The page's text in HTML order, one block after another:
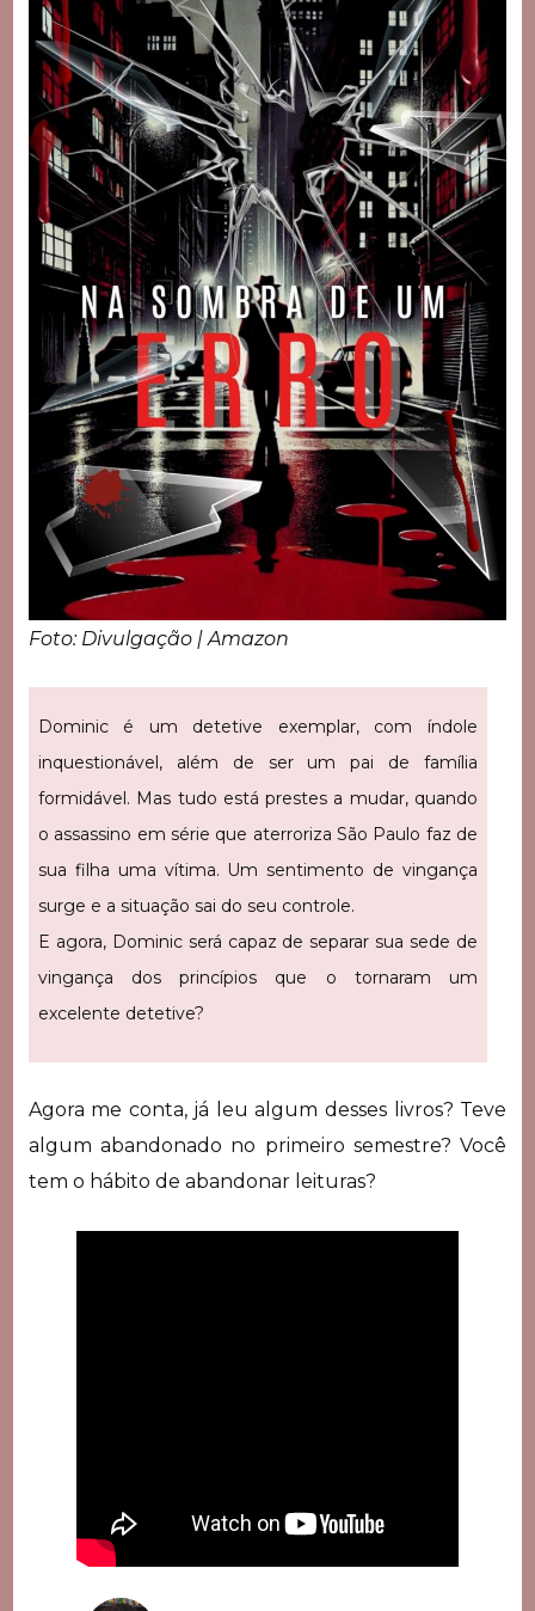
Foto: Divulgação | Amazon
Dominic é um detetive exemplar, com índole
inquestionável, além de ser um pai de família
formidável. Mas tudo está prestes a mudar, quando
o assassino em série que aterroriza São Paulo faz de
sua filha uma vítima. Um sentimento de vingança
surge e a situação sai do seu controle.
E agora, Dominic será capaz de separar sua sede de
vingança dos princípios que o tornaram um
excelente detetive?
Agora me conta, já leu algum desses livros? Teve
algum abandonado no primeiro semestre? Você
tem o hábito de abandonar leituras?